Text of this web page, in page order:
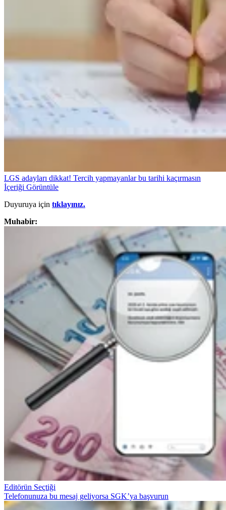
LGS adayları dikkat! Tercih yapmayanlar bu tarihi kaçırmasın
İçeriği Görüntüle
Duyuruya için tıklayınız.
Muhabir:
Editörün Seçtiği
Telefonunuza bu mesaj geliyorsa SGK’ya başvurun